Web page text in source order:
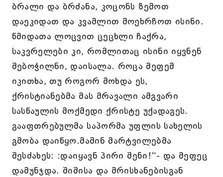
ბრალი და ბრძანა, კოცონს ზემოთ
დაეკიდათ და კვამლით მოეხრჩოთ ისინი.
წმიდათა ლოცვით ცეცხლი ჩაქრა,
საკვრელები კი, რომლითაც ისინი იყვნენ
შებოჭილნი, დაისალა. როცა მეფემ
იკითხა, თუ როგორ მოხდა ეს,
ქრისტიანებმა მას მრავალი ამგვარი
სასწაულის მოქმედი ქრისტე უქადაგეს.
გააფთრებულმა საპორმა უფლის სახელის
გმობა დაიწყო.მაშინ მარტვილებმა
შესძახეს: :დაიყავნ პირი შენი!“- და მეფეც
დამუნჯდა. შიშისა და მრისხანებისგან